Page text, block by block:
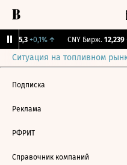
115,3 +0,1%↑ CNY Бирж. 12,239
Ситуация на топливном
Подписка
Реклама
РФРИТ
Справочник компаний